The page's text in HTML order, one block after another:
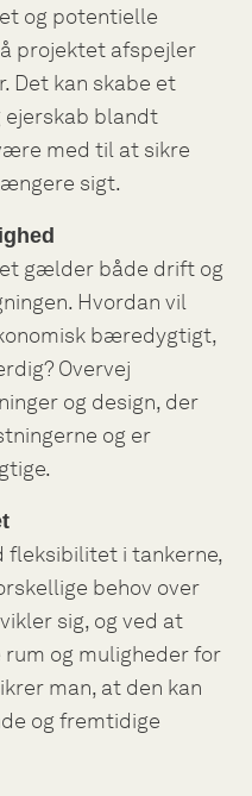
og potentielle
projektet afspejler
Det kan skabe et
ejerskab blandt
med til at sikre
sigt.
gælder både drift og
Hvordan vil
bæredygtigt,
Overvej
og design, der
og er
fleksibilitet i tankerne,
behov over
sig, og ved at
og muligheder for
man, at den kan
og fremtidige